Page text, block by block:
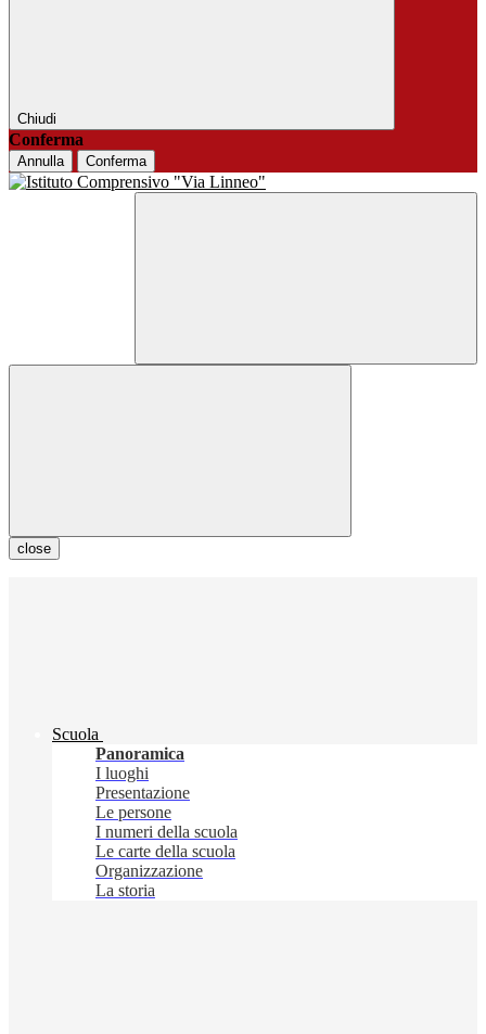
Chiudi
Conferma
Annulla Conferma
close
Scuola
Panoramica
I luoghi
Presentazione
Le persone
I numeri della scuola
Le carte della scuola
Organizzazione
La storia